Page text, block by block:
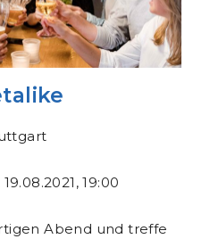
19:00
Abend und treffe